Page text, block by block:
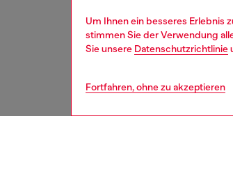
Um Ihnen ein besseres Erlebnis
stimmen Sie der Verwendung
Sie unsere Datenschutzrichtlinie
Fortfahren, ohne zu akzeptieren